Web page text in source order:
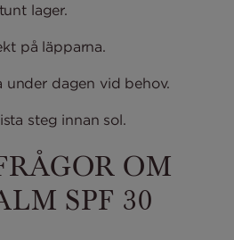
lager.
på läpparna.
dagen vid behov.
steg innan sol.
OM
SPF 30